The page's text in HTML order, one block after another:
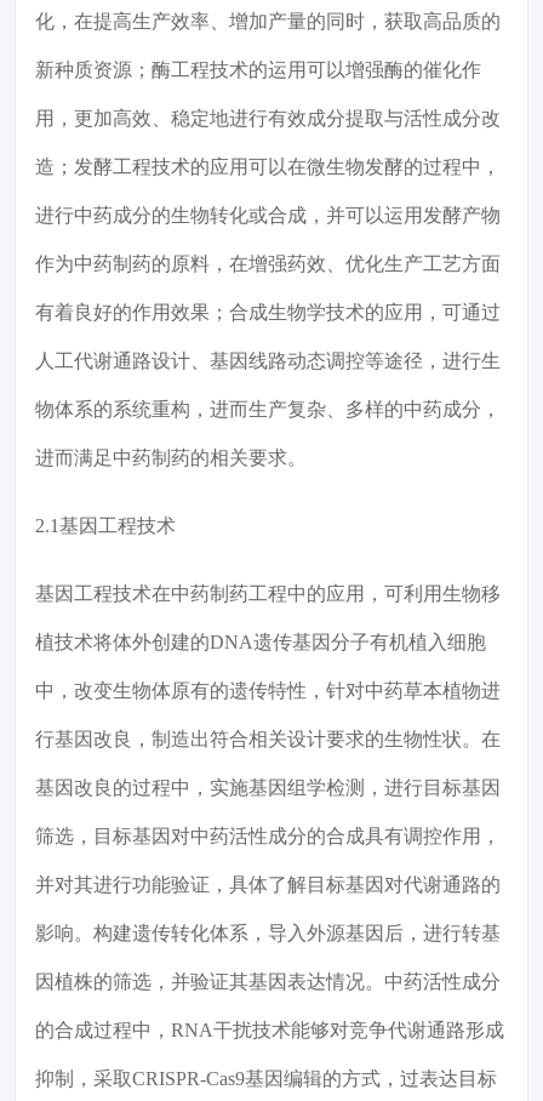
化，在提高生产效率、增加产量的同时，获取高品质的
新种质资源；酶工程技术的运用可以增强酶的催化作
用，更加高效、稳定地进行有效成分提取与活性成分改
造；发酵工程技术的应用可以在微生物发酵的过程中，
进行中药成分的生物转化或合成，并可以运用发酵产物
作为中药制药的原料，在增强药效、优化生产工艺方面
有着良好的作用效果；合成生物学技术的应用，可通过
人工代谢通路设计、基因线路动态调控等途径，进行生
物体系的系统重构，进而生产复杂、多样的中药成分，
进而满足中药制药的相关要求。
2.1基因工程技术
基因工程技术在中药制药工程中的应用，可利用生物移
植技术将体外创建的DNA遗传基因分子有机植入细胞
中，改变生物体原有的遗传特性，针对中药草本植物进
行基因改良，制造出符合相关设计要求的生物性状。在
基因改良的过程中，实施基因组学检测，进行目标基因
筛选，目标基因对中药活性成分的合成具有调控作用，
并对其进行功能验证，具体了解目标基因对代谢通路的
影响。构建遗传转化体系，导入外源基因后，进行转基
因植株的筛选，并验证其基因表达情况。中药活性成分
的合成过程中，RNA干扰技术能够对竞争代谢通路形成
抑制，采取CRISPR-Cas9基因编辑的方式，过表达目标